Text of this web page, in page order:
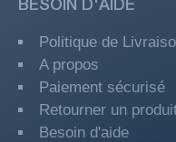
BESOIN D'AIDE
Politique de
A propos
Paiement sécurisé
Retourner un
Besoin d'aide